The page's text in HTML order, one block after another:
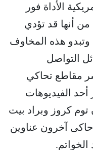
الأداة فور
أنها قد تؤدي
وتبدو هذه المخاوف
التواصل
مقاطع تحاكي
الفيديوهات
توم كروز وبراد بيت
آخرون عناوين